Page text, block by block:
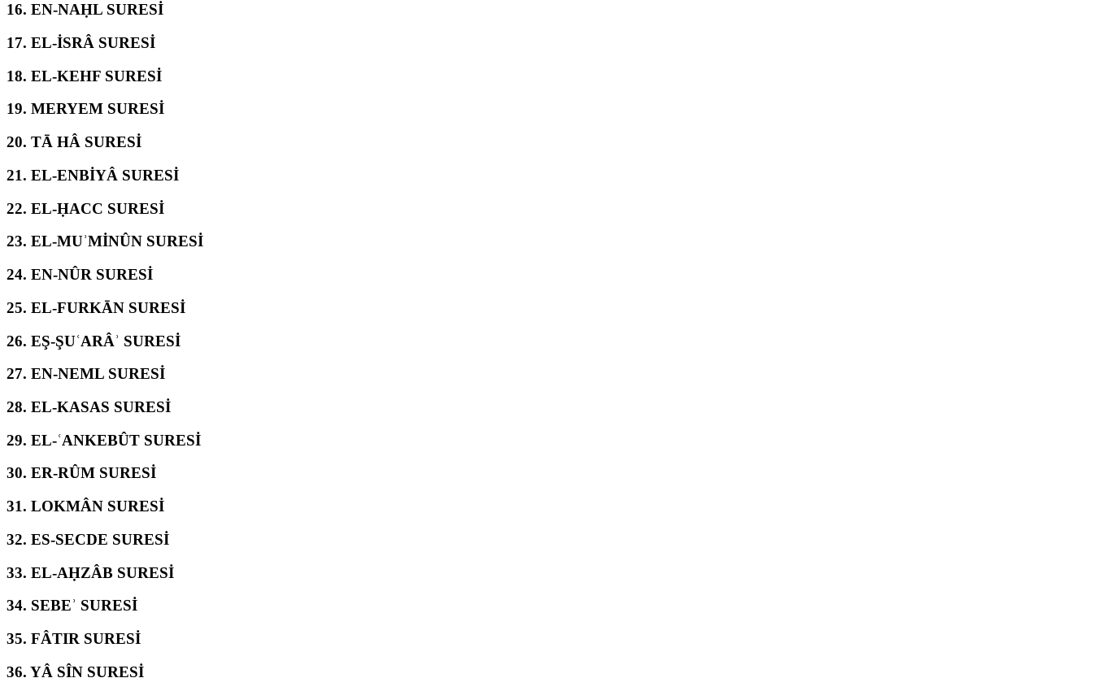
16. EN-NAḤL SURESİ
17. EL-İSRÂ SURESİ
18. EL-KEHF SURESİ
19. MERYEM SURESİ
20. TĀ HÂ SURESİ
21. EL-ENBİYÂ SURESİ
22. EL-ḤACC SURESİ
23. EL-MUʾMİNÛN SURESİ
24. EN-NÛR SURESİ
25. EL-FURKĀN SURESİ
26. EŞ-ŞUʿARÂʾ SURESİ
27. EN-NEML SURESİ
28. EL-KASAS SURESİ
29. EL-ʿANKEBÛT SURESİ
30. ER-RÛM SURESİ
31. LOKMÂN SURESİ
32. ES-SECDE SURESİ
33. EL-AḤZÂB SURESİ
34. SEBEʾ SURESİ
35. FÂTIR SURESİ
36. YÂ SÎN SURESİ